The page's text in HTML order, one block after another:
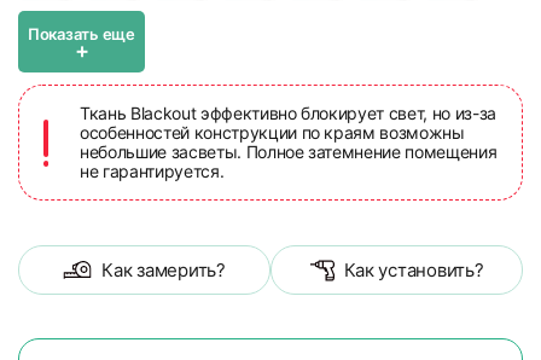
Показать еще
+
Ткань Blackout эффективно блокирует свет, но из-за
особенностей конструкции по краям возможны
небольшие засветы. Полное затемнение помещения
не гарантируется.
Как замерить? Как установить?